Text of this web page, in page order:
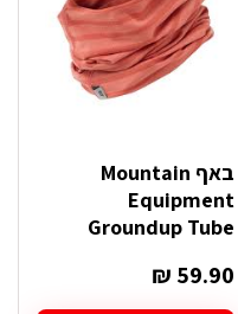
האפשרויות
בעמוד
המוצר
באף Mountain
Equipment
Groundup Tube
₪ 59.90